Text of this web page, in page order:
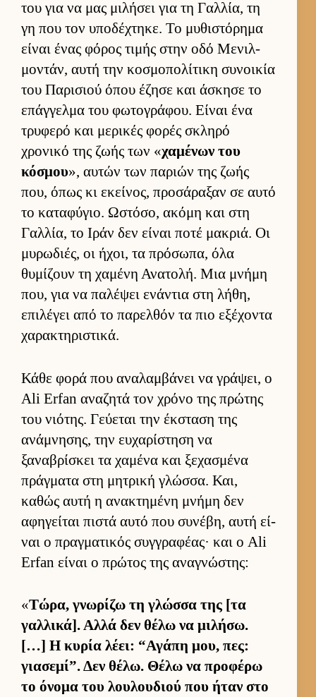
του για να μας μιλήσει για τη Γαλ­λία, τη
γη που τον υποδέχτηκε. Το μυθιστόρημα
εί­ναι ένας φόρος τιμής στην οδό Μενιλ­
μοντάν, αυτή την κοσμοπολίτικη συνοι­κία
του Παρισιού όπου έζησε και άσκησε το
επάγ­γελμα του φωτογράφου. Εί­ναι ένα
τρυφερό και μερικές φορές σκληρό
χρονικό της ζωής των «χαμένων του
κόσμου», αυ­τών των παριών της ζωής
που, όπως κι εκεί­νος, προσάραξαν σε αυτό
το καταφύγιο. Ωστόσο, ακόμη και στη
Γαλ­λία, το Ιράν δεν εί­ναι ποτέ μακριά. Οι
μυρωδιές, οι ήχοι, τα πρόσωπα, όλα
θυμίζουν τη χαμένη Ανατολή. Μια μνήμη
που, για να παλέψει ενάντια στη λήθη,
επιλέγει από το παρελ­θόν τα πιο εξέχοντα
χαρακτηριστικά.
Κάθε φορά που αναλαμ­βάνει να γράψει, ο
Ali Erfan αναζητά τον χρόνο της πρώτης
του νιότης. Γεύ­εται την έκ­σταση της
ανάμνησης, την ευ­χαρίστηση να
ξαναβρίσκει τα χαμένα και ξεχασμένα
πράγ­ματα στη μητρική γλώσ­σα. Και,
καθώς αυτή η ανακτημένη μνήμη δεν
αφηγεί­ται πιστά αυτό που συνέβη, αυτή εί­
ναι ο πραγ­ματικός συγ­γραφέας· και ο Ali
Erfan εί­ναι ο πρώτος της αναγνώστης:
«Τώρα, γνωρίζω τη γλώσσα της [τα
γαλ­λικά]. Αλλά δεν θέλω να μιλήσω.
[…] Η κυρία λέει: “Αγάπη μου, πες:
για­σεμί”. Δεν θέλω. Θέλω να προφέρω
το όνομα του λου­λου­διού που ήταν στο